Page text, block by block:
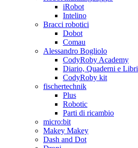
iRobot
Intelino
Bracci robotici
Dobot
Comau
Alessandro Bogliolo
CodyRoby Academy
Diario, Quaderni e Libri
CodyRoby kit
fischertechnik
Plus
Robotic
Parti di ricambio
micro:bit
Makey Makey
Dash and Dot